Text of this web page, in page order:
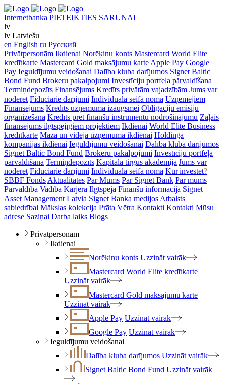
Internetbanka PIETEIKTIES SARUNAI
lv
lv Latviešu
en English ru Русский
Privātpersonām Ikdienai Norēķinu konts Mastercard World Elite
kredītkarte Mastercard Gold maksājumu karte Apple Pay Google
Pay Ieguldījumu veidošanai Dalība kluba darījumos Signet Baltic
Bond Fund Brokeru pakalpojumi Investīciju portfeļa pārvaldīšana
Termiņdepozīts Finansējums Kredīts privātām vajadzībām Jums var
noderēt Fiduciārie darījumi Individuālā seifa noma Uzņēmējiem
Finansējums Kredīts uzņēmuma izaugsmei Obligāciju emisiju
organizēšana Kredīts pret finanšu instrumentu nodrošinājumu Zaļais
finansējums ilgtspējīgiem projektiem Ikdienai World Elite Business
kredītkarte Maza un vidēja uzņēmuma ikdienai Holdinga
kompānijas ikdienai Ieguldījumu veidošanai Dalība kluba darījumos
Signet Baltic Bond Fund Brokeru pakalpojumi Investīciju portfeļa
pārvaldīšana Termiņdepozīts Kapitāla tirgus akadēmija Jums var
noderēt Fiduciārie darījumi Individuālā seifa noma Kur investēt?
SBBF Fonds Aktualitātes Par Mums Par Signet Bank Par mums
Pārvaldība Vadība Karjera Ilgtspēja Finanšu informācija Signet
Asset Management Latvia Signet Banka medijos Atbalsts
sabiedrībai Mākslas kolekcija Prāta Vētra Kontakti Kontakti Mūsu
adrese Saziņai Darba laiks Blogs
Privātpersonām
Ikdienai
Norēķinu konts Uzzināt vairāk
Mastercard World Elite kredītkarte
Uzzināt vairāk
Mastercard Gold maksājumu karte
Uzzināt vairāk
Apple Pay Uzzināt vairāk
Google Pay Uzzināt vairāk
Ieguldījumu veidošanai
Dalība kluba darījumos Uzzināt vairāk
Signet Baltic Bond Fund Uzzināt vairāk